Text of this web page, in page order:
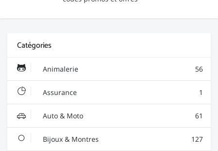
Catégories
Animalerie 56
Assurance 1
Auto & Moto 61
Bijoux & Montres 127